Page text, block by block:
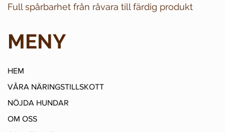
Full spårbarhet från råvara till färdig produkt
MENY
HEM
VÅRA NÄRINGSTILLSKOTT
NÖJDA HUNDAR
OM OSS